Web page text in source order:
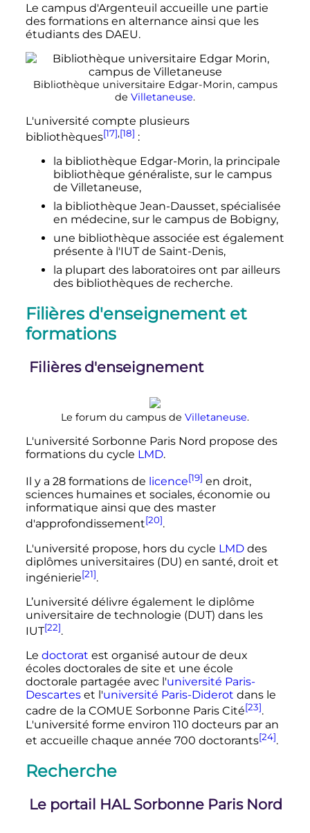
Le campus d'Argenteuil accueille une partie
des formations en alternance ainsi que les
étudiants des DAEU.
Bibliothèque universitaire Edgar-Morin, campus
de Villetaneuse.
L'université compte plusieurs
bibliothèques[17],[18] :
la bibliothèque Edgar-Morin, la principale
bibliothèque généraliste, sur le campus
de Villetaneuse,
la bibliothèque Jean-Dausset, spécialisée
en médecine, sur le campus de Bobigny,
une bibliothèque associée est également
présente à l'IUT de Saint-Denis,
la plupart des laboratoires ont par ailleurs
des bibliothèques de recherche.
Filières d'enseignement et
formations
Filières d'enseignement
Le forum du campus de Villetaneuse.
L'université Sorbonne Paris Nord propose des
formations du cycle LMD.
Il y a 28 formations de licence[19] en droit,
sciences humaines et sociales, économie ou
informatique ainsi que des master
d'approfondissement[20].
L'université propose, hors du cycle LMDdes
diplômes universitaires (DU) en santé, droit et
ingénierie[21].
L’université délivre également le diplôme
universitaire de technologie (DUT) dans les
IUT[22].
Le doctorat est organisé autour de deux
écoles doctorales de site et une école
doctorale partagée avec l'université Paris-
Descarteset l'université Paris-Diderot dans le
cadre de la COMUE Sorbonne Paris Cité[23].
L'université forme environ 110 docteurspar an
et accueille chaque année 700 doctorants[24].
Recherche
Le portail HAL Sorbonne Paris Nord